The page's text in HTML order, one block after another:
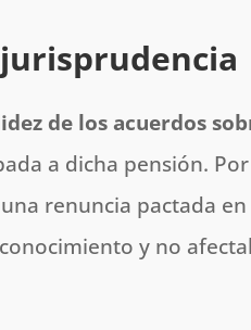
de los acuerdos
a dicha pensión. Por
renuncia pactada en
y no